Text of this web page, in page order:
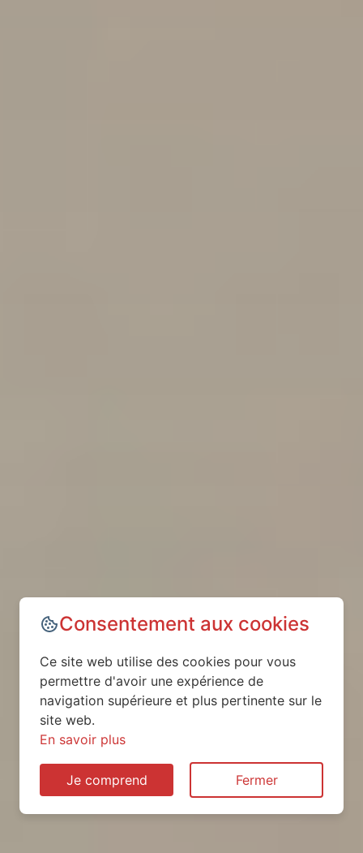
Consentement aux cookies
Ce site web utilise des cookies pour vous
permettre d'avoir une expérience de
navigation supérieure et plus pertinente sur le
site web.
En savoir plus
Je comprend Fermer